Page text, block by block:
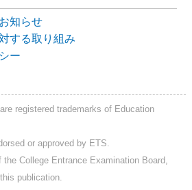
知らせ
する取り組み
ー
registered trademarks of Education
or approved by ETS.
College Entrance Examination Board,
publication.